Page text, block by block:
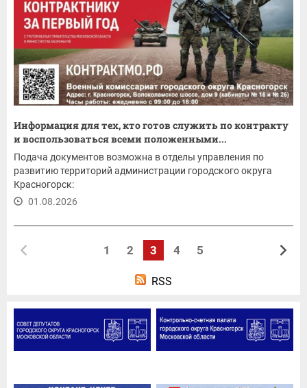
Информация для тех, кто готов служить по контракту
и воспользоваться всеми положенными...
Подача документов возможна в отделы управления по
развитию территорий администрации городского округа
Красногорск:
01.08.2026
1 2 3 4 5
RSS